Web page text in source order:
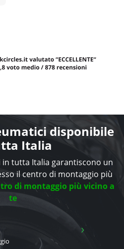
disponibile
Italia
tutta Italia garantiscono un
il centro di montaggio più
di montaggio più vicino a
te
›